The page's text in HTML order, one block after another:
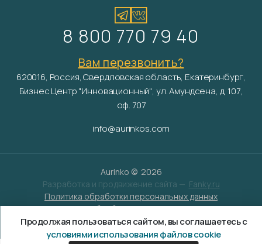
8 800 770 79 40
Вам перезвонить?
620016, Россия, Свердловская область, Екатеринбург,
Бизнес Центр "Инновационный", ул. Амундсена, д. 107,
оф. 707
info@aurinkos.com
Aurinko © 2026
Разработка и продвижение сайта — Fanky.ru
Политика обработки персональных данных
Согласие на обработку персональных данных
Условия обработки файлов cookies
Продолжая пользоваться сайтом, вы соглашаетесь с
условиями использования файлов cookie